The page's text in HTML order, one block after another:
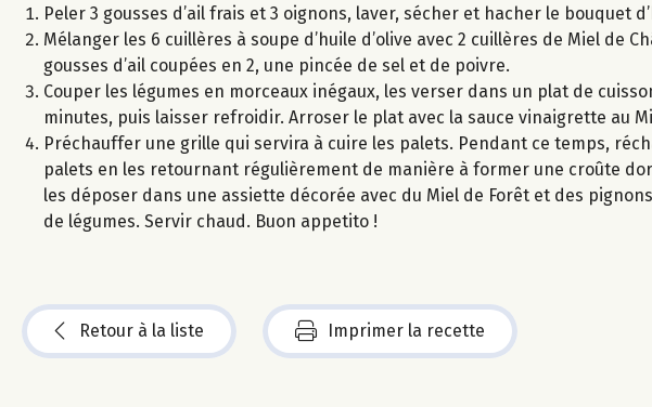
Peler 3 gousses d’ail frais et 3 oignons, laver, sécher et hacher le bouquet
Mélanger les 6 cuillères à soupe d’huile d’olive avec 2 cuillères de Miel de
gousses d’ail coupées en 2, une pincée de sel et de poivre.
Couper les légumes en morceaux inégaux, les verser dans un plat de
minutes, puis laisser refroidir. Arroser le plat avec la sauce vinaigrette au
Préchauffer une grille qui servira à cuire les palets. Pendant ce temps,
palets en les retournant régulièrement de manière à former une croûte
les déposer dans une assiette décorée avec du Miel de Forêt et des
de légumes. Servir chaud. Buon appetito !
Retour à la liste Imprimer la recette